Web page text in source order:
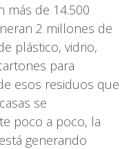
más de 14.500
2 millones de
plástico, vidrio,
para
esos residuos que
se
poco a poco, la
generando